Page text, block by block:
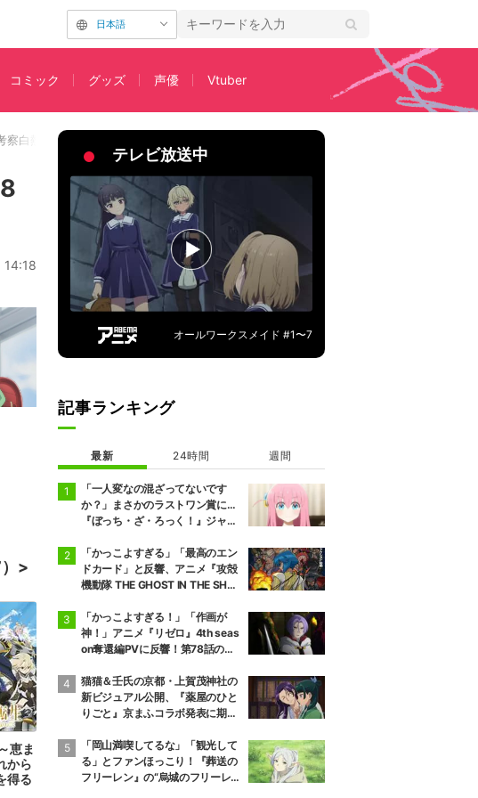
日本語
コミック グッズ 声優 Vtuber
白熱
14:18
恵ま
から
得る
テレビ放送中
オールワークスメイド #1〜7
記事ランキング
最新 24時間 週間
「一人変なの混ざってないです
か？」まさかのラストワン賞に…
『ぼっち・ざ・ろっく！』ジャー
「かっこよすぎる」「最高のエン
ドカード」と反響、アニメ『攻殻
機動隊 THE GHOST IN THE SHEL
「かっこよすぎる！」「作画が
神！」アニメ『リゼロ』4th seas
on奪還編PVに反響！第78話のあ
猫猫＆壬氏の京都・上賀茂神社の
新ビジュアル公開、『薬屋のひと
りごと』京まふコラボ発表に期待
「岡山満喫してるな」「観光して
る」とファンほっこり！『葬送の
フリーレン』の“烏城のフリーレ